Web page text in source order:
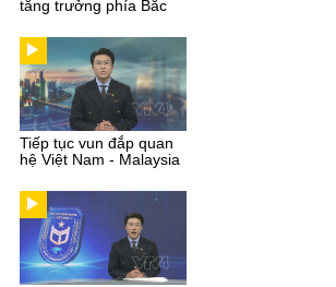
tăng trưởng phía Bắc
Tiếp tục vun đắp quan
hệ Việt Nam - Malaysia